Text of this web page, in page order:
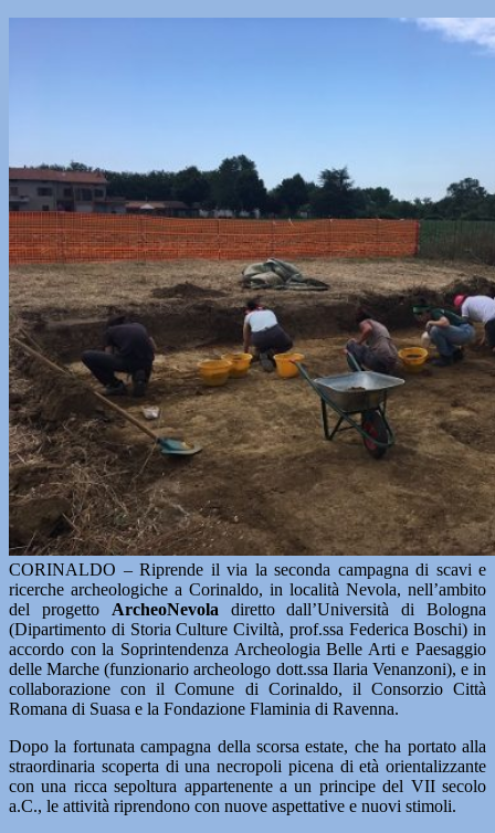
CORINALDO – Riprende il via la seconda campagna di scavi e
ricerche archeologiche a Corinaldo, in località Nevola, nell’ambito
del progetto ArcheoNevola diretto dall’Università di Bologna
(Dipartimento di Storia Culture Civiltà, prof.ssa Federica Boschi) in
accordo con la Soprintendenza Archeologia Belle Arti e Paesaggio
delle Marche (funzionario archeologo dott.ssa Ilaria Venanzoni), e in
collaborazione con il Comune di Corinaldo, il Consorzio Città
Romana di Suasa e la Fondazione Flaminia di Ravenna.
Dopo la fortunata campagna della scorsa estate, che ha portato alla
straordinaria scoperta di una necropoli picena di età orientalizzante
con una ricca sepoltura appartenente a un principe del VII secolo
a.C., le attività riprendono con nuove aspettative e nuovi stimoli.